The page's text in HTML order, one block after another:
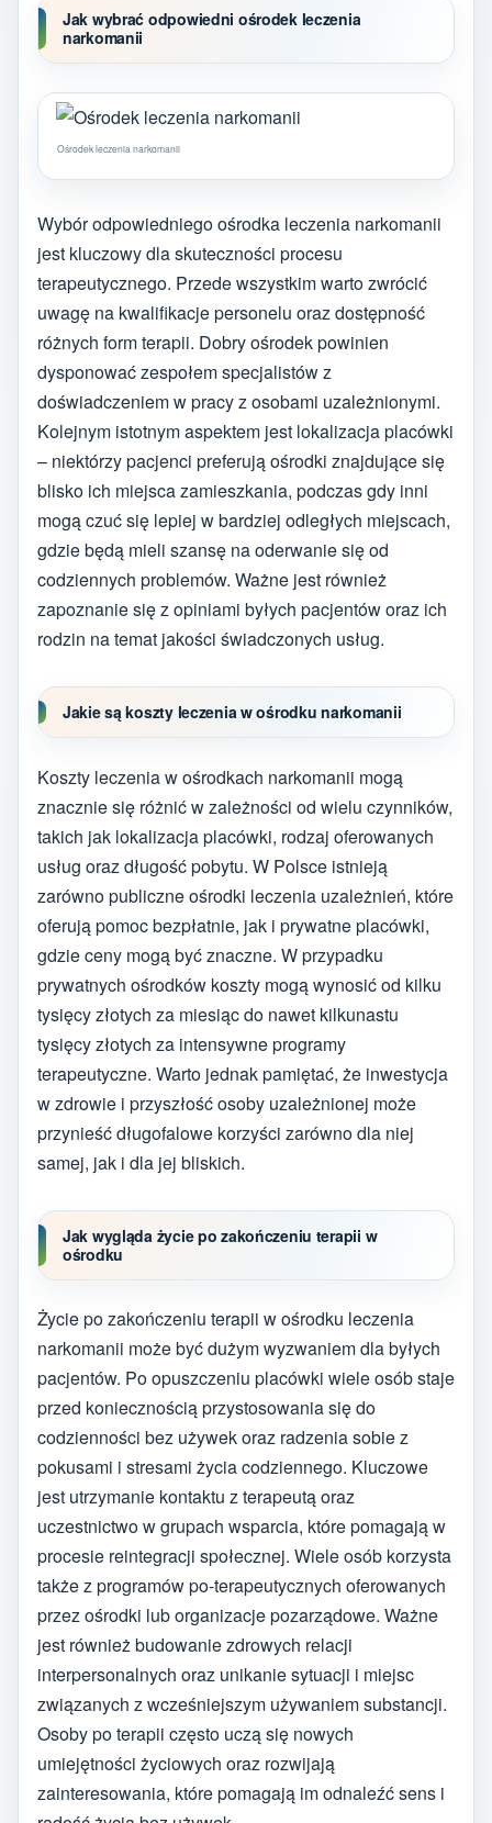
Jak wybrać odpowiedni ośrodek leczenia
narkomanii
Ośrodek leczenia narkomanii
Wybór odpowiedniego ośrodka leczenia narkomanii
jest kluczowy dla skuteczności procesu
terapeutycznego. Przede wszystkim warto zwrócić
uwagę na kwalifikacje personelu oraz dostępność
różnych form terapii. Dobry ośrodek powinien
dysponować zespołem specjalistów z
doświadczeniem w pracy z osobami uzależnionymi.
Kolejnym istotnym aspektem jest lokalizacja placówki
– niektórzy pacjenci preferują ośrodki znajdujące się
blisko ich miejsca zamieszkania, podczas gdy inni
mogą czuć się lepiej w bardziej odległych miejscach,
gdzie będą mieli szansę na oderwanie się od
codziennych problemów. Ważne jest również
zapoznanie się z opiniami byłych pacjentów oraz ich
rodzin na temat jakości świadczonych usług.
Jakie są koszty leczenia w ośrodku narkomanii
Koszty leczenia w ośrodkach narkomanii mogą
znacznie się różnić w zależności od wielu czynników,
takich jak lokalizacja placówki, rodzaj oferowanych
usług oraz długość pobytu. W Polsce istnieją
zarówno publiczne ośrodki leczenia uzależnień, które
oferują pomoc bezpłatnie, jak i prywatne placówki,
gdzie ceny mogą być znaczne. W przypadku
prywatnych ośrodków koszty mogą wynosić od kilku
tysięcy złotych za miesiąc do nawet kilkunastu
tysięcy złotych za intensywne programy
terapeutyczne. Warto jednak pamiętać, że inwestycja
w zdrowie i przyszłość osoby uzależnionej może
przynieść długofalowe korzyści zarówno dla niej
samej, jak i dla jej bliskich.
Jak wygląda życie po zakończeniu terapii w
ośrodku
Życie po zakończeniu terapii w ośrodku leczenia
narkomanii może być dużym wyzwaniem dla byłych
pacjentów. Po opuszczeniu placówki wiele osób staje
przed koniecznością przystosowania się do
codzienności bez używek oraz radzenia sobie z
pokusami i stresami życia codziennego. Kluczowe
jest utrzymanie kontaktu z terapeutą oraz
uczestnictwo w grupach wsparcia, które pomagają w
procesie reintegracji społecznej. Wiele osób korzysta
także z programów po-terapeutycznych oferowanych
przez ośrodki lub organizacje pozarządowe. Ważne
jest również budowanie zdrowych relacji
interpersonalnych oraz unikanie sytuacji i miejsc
związanych z wcześniejszym używaniem substancji.
Osoby po terapii często uczą się nowych
umiejętności życiowych oraz rozwijają
zainteresowania, które pomagają im odnaleźć sens i